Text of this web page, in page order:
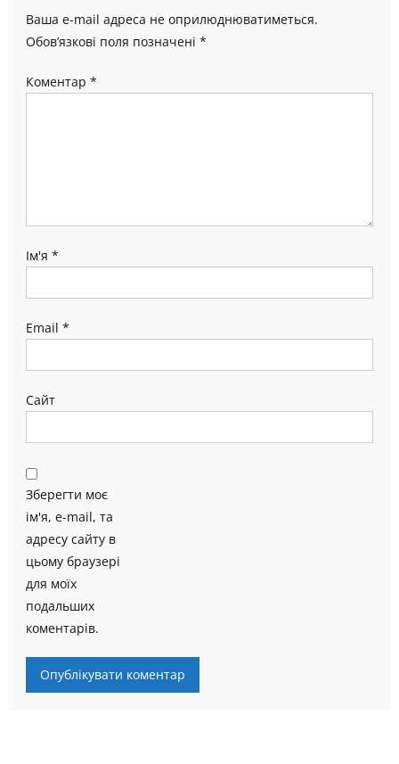
Ваша e-mail адреса не оприлюднюватиметься.
Обов’язкові поля позначені *
Коментар *
Ім'я *
Email *
Сайт
Зберегти моє
ім'я, e-mail, та
адресу сайту в
цьому браузері
для моїх
подальших
коментарів.